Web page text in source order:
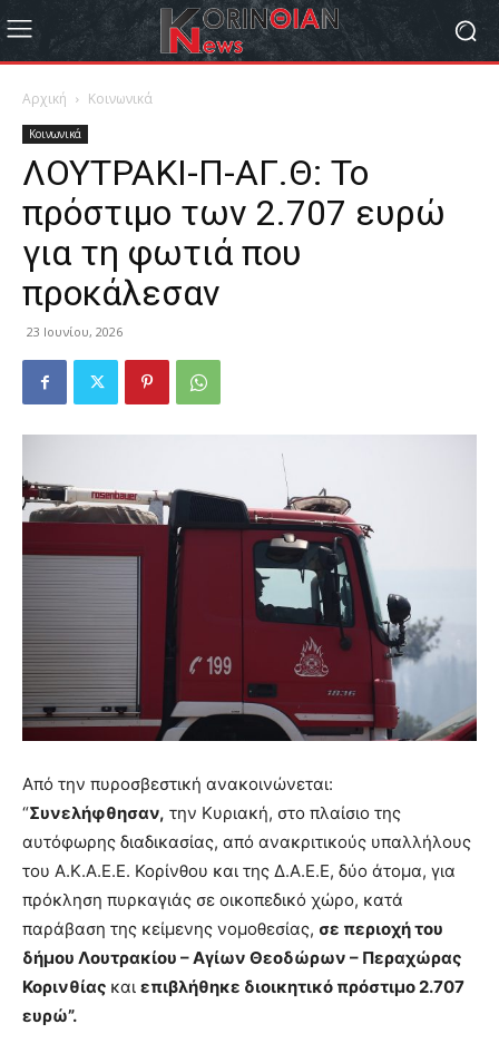
Αρχική Κοινωνικά
Κοινωνικά
ΛΟΥΤΡΑΚΙ-Π-ΑΓ.Θ: Το
πρόστιμο των 2.707 ευρώ
για τη φωτιά που
προκάλεσαν
23 Ιουνίου, 2026
Από την πυροσβεστική ανακοινώνεται:
“Συνελήφθησαν, την Κυριακή, στο πλαίσιο της
αυτόφωρης διαδικασίας, από ανακριτικούς υπαλλήλους
του Α.Κ.Α.Ε.Ε. Κορίνθου και της Δ.Α.Ε.Ε, δύο άτομα, για
πρόκληση πυρκαγιάς σε οικοπεδικό χώρο, κατά
παράβαση της κείμενης νομοθεσίας, σε περιοχή του
δήμου Λουτρακίου – Αγίων Θεοδώρων – Περαχώρας
Κορινθίας και επιβλήθηκε διοικητικό πρόστιμο 2.707
ευρώ”.